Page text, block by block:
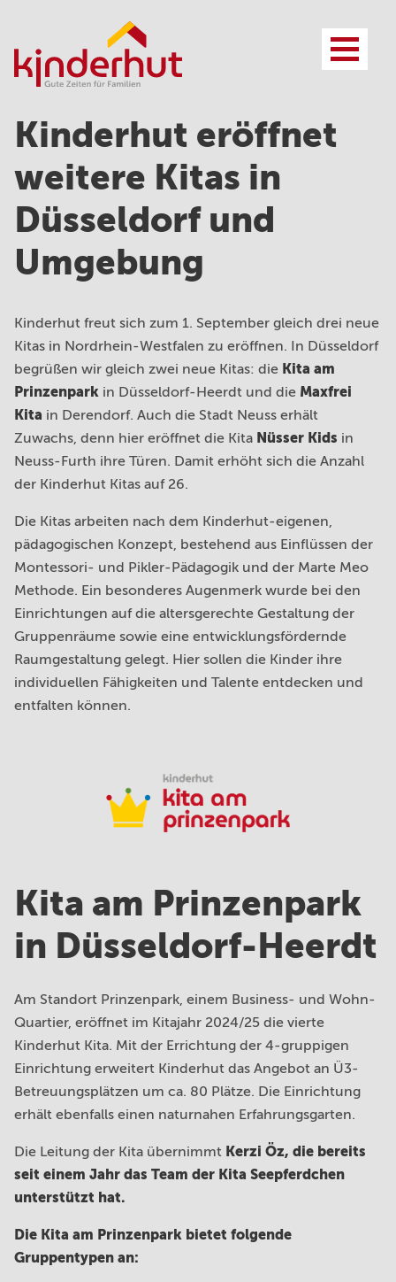
Anspruch
Leistungsfelder
Zusammenarbeit
Projektbeispiel
Kosten und Finanzierung
Ansprechpartner*innen
Vorteile
Anspruch
Kita Konzept
Leistungen
FAQ
Standorte
Familyteam
Bildungsräume
Ferienprogramm
Kinderhut eröffnet
weitere Kitas in
Düsseldorf und
Umgebung
Kinderhut freut sich zum 1. September gleich drei neue
Kitas in Nordrhein-Westfalen zu eröffnen. In Düsseldorf
begrüßen wir gleich zwei neue Kitas: die Kita am
Prinzenpark in Düsseldorf-Heerdt und die Maxfrei
Kita in Derendorf. Auch die Stadt Neuss erhält
Zuwachs, denn hier eröffnet die Kita Nüsser Kids in
Neuss-Furth ihre Türen. Damit erhöht sich die Anzahl
der Kinderhut Kitas auf 26.
Die Kitas arbeiten nach dem Kinderhut-eigenen,
pädagogischen Konzept, bestehend aus Einflüssen der
Montessori- und Pikler-Pädagogik und der Marte Meo
Methode. Ein besonderes Augenmerk wurde bei den
Einrichtungen auf die altersgerechte Gestaltung der
Gruppenräume sowie eine entwicklungsfördernde
Raumgestaltung gelegt. Hier sollen die Kinder ihre
individuellen Fähigkeiten und Talente entdecken und
entfalten können.
Kita am Prinzenpark
in Düsseldorf-Heerdt
Am Standort Prinzenpark, einem Business- und Wohn-
Quartier, eröffnet im Kitajahr 2024/25 die vierte
Kinderhut Kita. Mit der Errichtung der 4-gruppigen
Einrichtung erweitert Kinderhut das Angebot an Ü3-
Betreuungsplätzen um ca. 80 Plätze. Die Einrichtung
erhält ebenfalls einen naturnahen Erfahrungsgarten.
Die Leitung der Kita übernimmt Kerzi Öz, die bereits
seit einem Jahr das Team der Kita Seepferdchen
unterstützt hat.
Die Kita am Prinzenpark bietet folgende
Gruppentypen an: